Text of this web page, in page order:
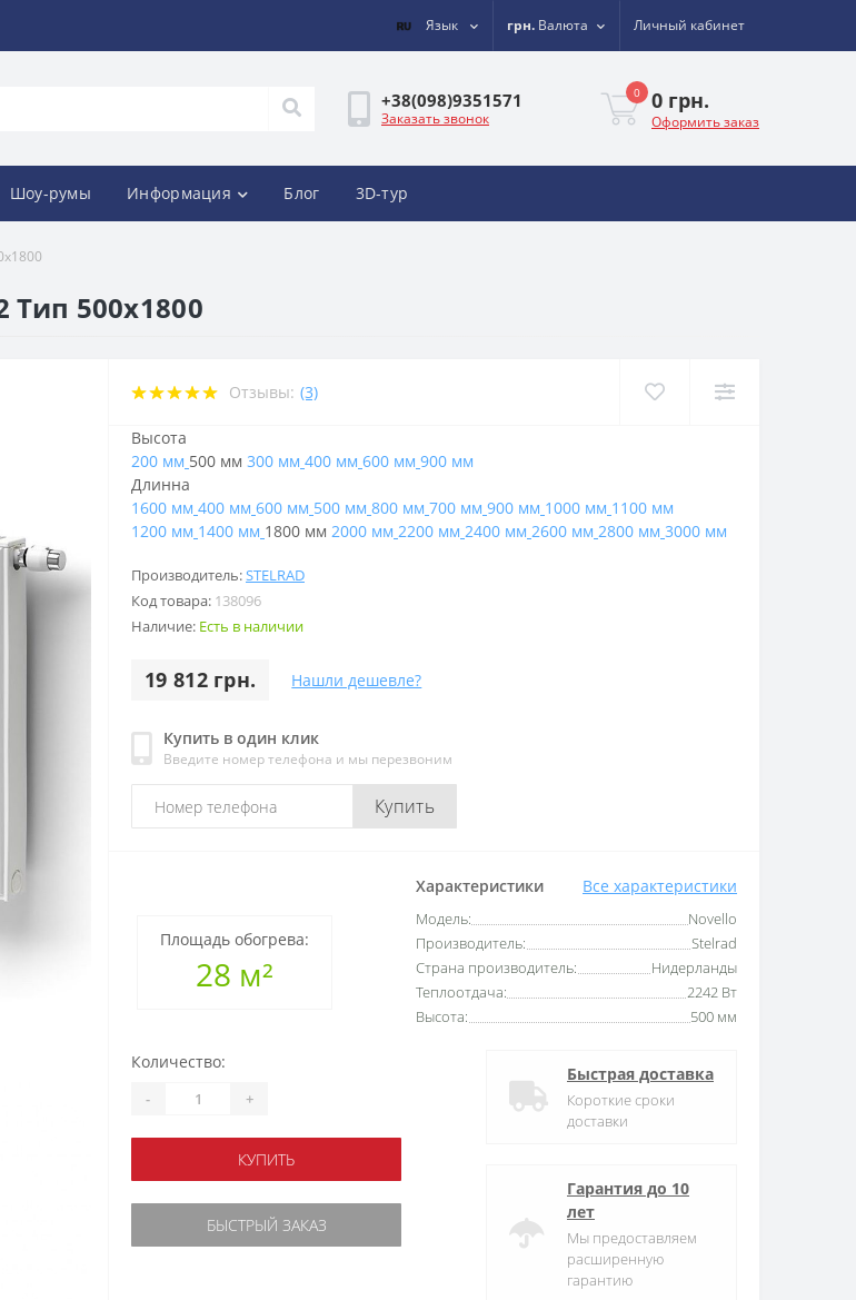
Язык грн. Валюта Личный кабинет
+38(098)9351571
Заказать звонок
0 0 грн.
Оформить заказ
Шоу-румы Информация Блог 3D-тур
Тип 500х1800
Отзывы: (3)
Производитель:STELRAD
Код товара: 138096
Наличие: Есть в наличии
19 812 грн. Нашли дешевле?
Купить в один клик
Введите номер телефона и мы перезвоним
Купить
Площадь обогрева:
28 м²
Характеристики Все характеристики
Модель:
Novello
Производитель:
Stelrad
Страна производитель:
Нидерланды
Теплоотдача:
2242 Вт
Высота:
500 мм
Высота
200 мм 500 мм 300 мм 400 мм 600 мм 900 мм
Длинна
1600 мм 400 мм 600 мм 500 мм 800 мм 700 мм 900 мм 1000 мм 1100 мм
1200 мм 1400 мм 1800 мм 2000 мм 2200 мм 2400 мм 2600 мм 2800 мм 3000 мм
Количество:
- +
КУПИТЬ
БЫСТРЫЙ ЗАКАЗ
Быстрая доставка
Короткие сроки
доставки
Гарантия до 10
лет
Мы предоставляем
расширенную
гарантию